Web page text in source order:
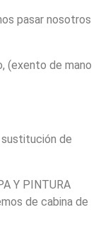
pasar nosotros
(exento de mano
sustitución de
Y PINTURA
de cabina de